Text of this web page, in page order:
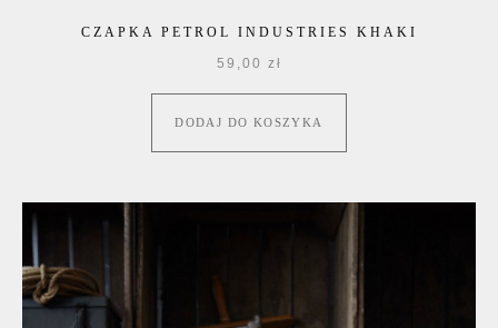
CZAPKA PETROL INDUSTRIES KHAKI
59,00 zł
DODAJ DO KOSZYKA